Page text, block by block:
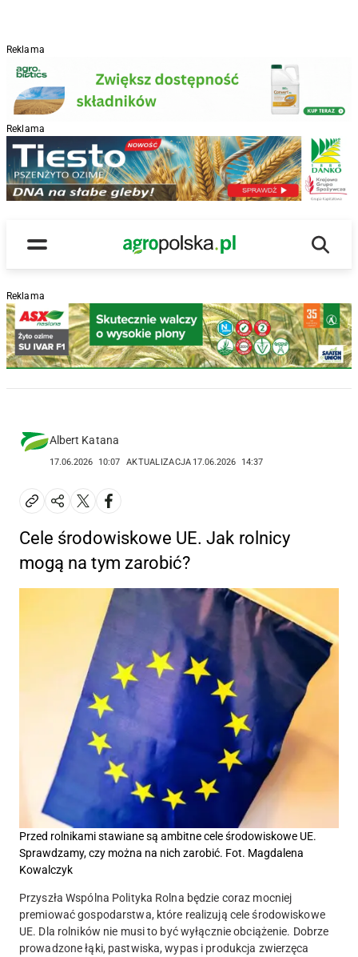
Reklama
Reklama
Menu
Main Logo
Reklama
Albert Katana
17.06.2026 10:07 AKTUALIZACJA 17.06.2026 14:37
Cele środowiskowe UE. Jak rolnicy
mogą na tym zarobić?
Przed rolnikami stawiane są ambitne cele środowiskowe UE.
Sprawdzamy, czy można na nich zarobić. Fot. Magdalena
Kowalczyk
Przyszła Wspólna Polityka Rolna będzie coraz mocniej
premiować gospodarstwa, które realizują cele środowiskowe
UE. Dla rolników nie musi to być wyłącznie obciążenie. Dobrze
prowadzone łąki, pastwiska, wypas i produkcja zwierzęca